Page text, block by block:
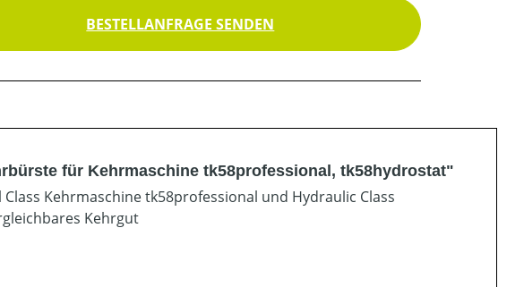
BESTELLANFRAGE SENDEN
für Kehrmaschine tk58professional, tk58hydrostat"
Kehrmaschine tk58professional und Hydraulic Class
Kehrgut